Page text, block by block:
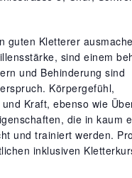
guten Kletterer
sind einem
und Behinderung sind
Körpergefühl,
Kraft, ebenso wie
die in kaum
und trainiert werden.
inklusiven